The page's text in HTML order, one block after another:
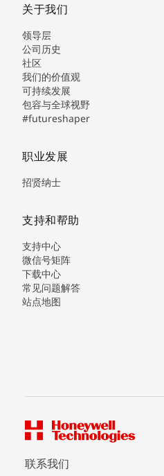
关于我们
领导层
公司历史
社区
我们的价值观
可持续发展
包容与全球视野
#futureshaper
职业发展
招贤纳士
支持和帮助
支持中心
微信号矩阵
下载中心
常见问题解答
站点地图
联系我们